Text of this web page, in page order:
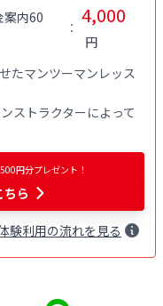
案内60
： 4,000
円
たマンツーマンレッス
ストラクターによって
円分プレゼント！
ちら
験利用の流れを見る